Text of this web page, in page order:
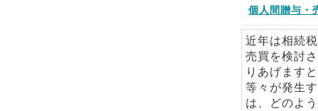
個人間贈与・
近年は相続
売買を検討
りあげます
等々が発生
は、どのよ